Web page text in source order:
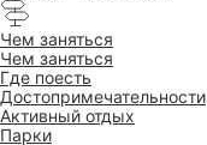
Чем заняться
Чем заняться
Где поесть
Достопримеча­тельности
Активный отдых
Парки